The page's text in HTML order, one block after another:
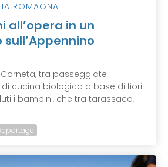
ROMAGNA
all’opera in un
tra passeggiate
cucina biologica a base di fiori.
i bambini, che tra tarassaco,